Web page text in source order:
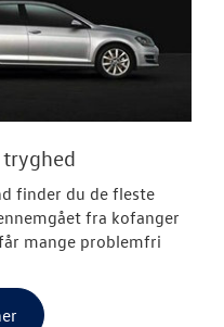
finder du de fleste
fra kofanger
mange problemfri